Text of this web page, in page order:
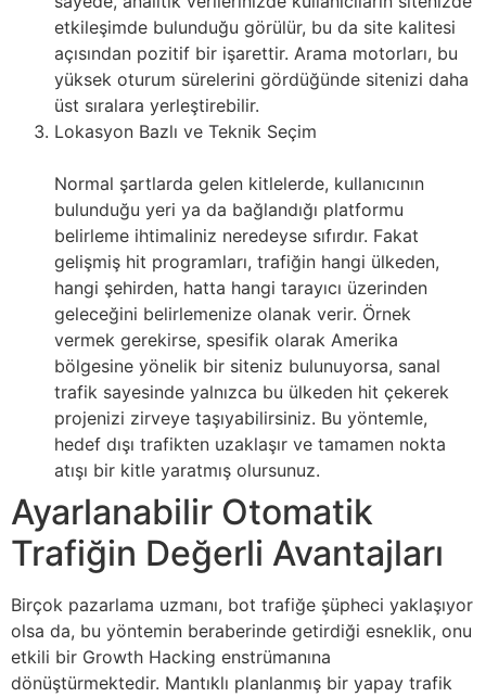
etkileşimde bulunduğu görülür, bu da site kalitesi
açısından pozitif bir işarettir. Arama motorları, bu
yüksek oturum sürelerini gördüğünde sitenizi daha
üst sıralara yerleştirebilir.
Lokasyon Bazlı ve Teknik Seçim
Normal şartlarda gelen kitlelerde, kullanıcının
bulunduğu yeri ya da bağlandığı platformu
belirleme ihtimaliniz neredeyse sıfırdır. Fakat
gelişmiş hit programları, trafiğin hangi ülkeden,
hangi şehirden, hatta hangi tarayıcı üzerinden
geleceğini belirlemenize olanak verir. Örnek
vermek gerekirse, spesifik olarak Amerika
bölgesine yönelik bir siteniz bulunuyorsa, sanal
trafik sayesinde yalnızca bu ülkeden hit çekerek
projenizi zirveye taşıyabilirsiniz. Bu yöntemle,
hedef dışı trafikten uzaklaşır ve tamamen nokta
atışı bir kitle yaratmış olursunuz.
Ayarlanabilir Otomatik
Trafiğin Değerli Avantajları
Birçok pazarlama uzmanı, bot trafiğe şüpheci yaklaşıyor
olsa da, bu yöntemin beraberinde getirdiği esneklik, onu
etkili bir Growth Hacking enstrümanına
dönüştürmektedir. Mantıklı planlanmış bir yapay trafik